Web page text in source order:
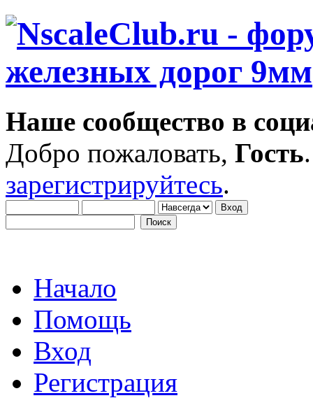
Наше сообщество в
Добро пожаловать, Гость
зарегистрируйтесь.
Начало
Помощь
Вход
Регистрация